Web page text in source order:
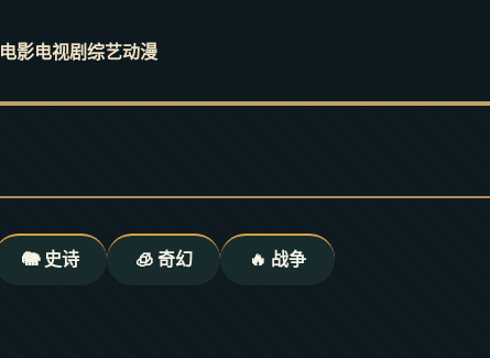
电影电视剧综艺动漫
🐘 史诗 🧊 奇幻 🔥 战争